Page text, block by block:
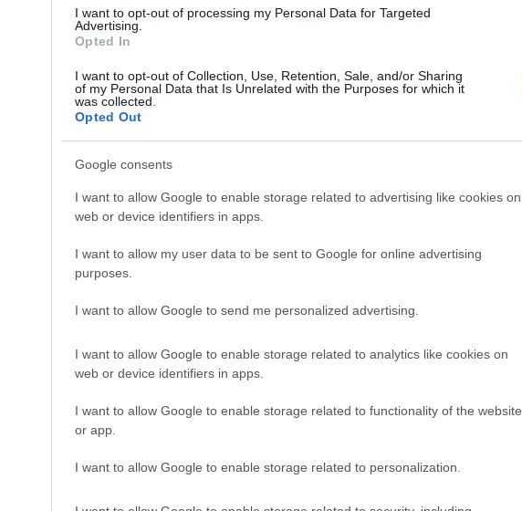
I want to opt-out of processing my Personal Data for Targeted
Advertising.
Opted In
I want to opt-out of Collection, Use, Retention, Sale, and/or Sharing
of my Personal Data that Is Unrelated with the Purposes for which it
was collected.
Opted Out
Google consents
I want to allow Google to enable storage related to advertising like cookies on
web or device identifiers in apps.
I want to allow my user data to be sent to Google for online advertising
purposes.
I want to allow Google to send me personalized advertising.
I want to allow Google to enable storage related to analytics like cookies on
web or device identifiers in apps.
I want to allow Google to enable storage related to functionality of the website
or app.
I want to allow Google to enable storage related to personalization.